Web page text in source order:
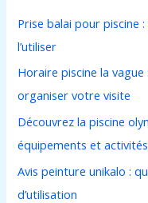
c
h
e
r
:
Prise balai pour piscine
l’utiliser
Horaire piscine la
organiser votre visite
Découvrez la piscine
équipements et activités
Avis peinture unikalo :
d’utilisation